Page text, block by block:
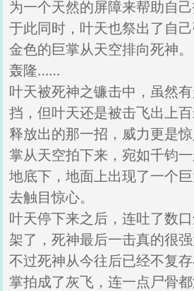
为一个天然的屏障来帮助自己
于此同时，叶天也祭出了自
金色的巨掌从天空排向死神。
轰隆……
叶天被死神之镰击中，虽然
挡，但叶天还是被击飞出上
释放出的那一招，威力更是
掌从天空拍下来，宛如千钧
地底下，地面上出现了一个
去触目惊心。
叶天停下来之后，连吐了数
架了，死神最后一击真的很强
不过死神从今往后已经不复
掌拍成了灰飞，连一点尸骨